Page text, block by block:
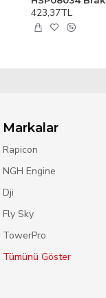
423,37TL
Markalar
Rapicon
NGH Engine
Dji
Fly Sky
TowerPro
Tümünü Göster